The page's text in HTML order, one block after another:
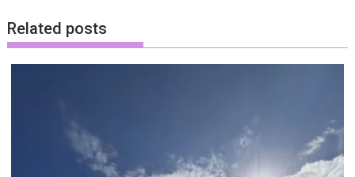
Related posts